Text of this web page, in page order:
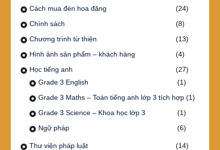
Cách mua đèn hoa đăng
(24)
Chính sách
(8)
Chương trình từ thiện
(13)
Hình ảnh sản phẩm – khách hàng
(4)
Học tiếng anh
(27)
Grade 3 English
(1)
Grade 3 Maths – Toán tiếng anh lớp 3 tích hợp(1)
Grade 3 Science – Khoa học lớp 3
(1)
Ngữ pháp
(6)
Thư viện pháp luật
(14)